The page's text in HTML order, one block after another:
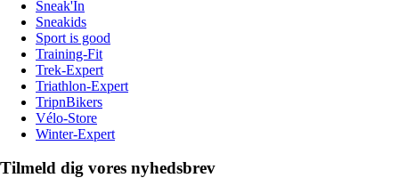
Sneak'In
Sneakids
Sport is good
Training-Fit
Trek-Expert
Triathlon-Expert
TripnBikers
Vélo-Store
Winter-Expert
Tilmeld dig vores nyhedsbrev